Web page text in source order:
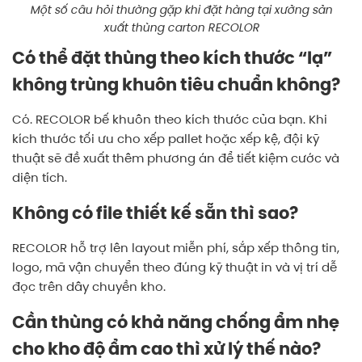
Một số câu hỏi thường gặp khi đặt hàng tại xưởng sản
xuất thùng carton RECOLOR
Có thể đặt thùng theo kích thước “lạ”
không trùng khuôn tiêu chuẩn không?
Có. RECOLOR bế khuôn theo kích thước của bạn. Khi
kích thước tối ưu cho xếp pallet hoặc xếp kệ, đội kỹ
thuật sẽ đề xuất thêm phương án để tiết kiệm cước và
diện tích.
Không có file thiết kế sẵn thì sao?
RECOLOR hỗ trợ lên layout miễn phí, sắp xếp thông tin,
logo, mã vận chuyển theo đúng kỹ thuật in và vị trí dễ
đọc trên dây chuyền kho.
Cần thùng có khả năng chống ẩm nhẹ
cho kho độ ẩm cao thì xử lý thế nào?